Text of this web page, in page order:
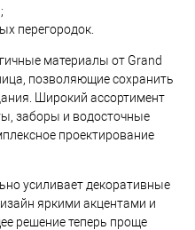
перегородок.
материалы от Grand
позволяющие сохранить
Широкий ассортимент
заборы и водосточные
проектирование
усиливает декоративные
яркими акцентами и
решение теперь проще